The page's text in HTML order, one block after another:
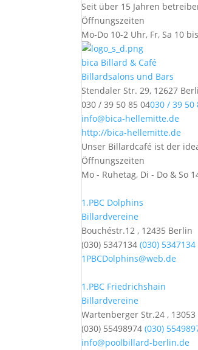
Seit über 15 Jahren
Öffnungszeiten
Mo-Do 10-2 Uhr, Fr, Sa 10
bica Billard & Café
Billardsalons und Bars
Stendaler Str. 29, 12627
030 / 39 50 85 04030 / 39 50
info@bica-hellemitte.de
http://bica-hellemitte.de
Unser Billardcafé ist der
Öffnungszeiten
Mo - Ruhetag, Di - Do & So
1.PBC Dolphins
Billardvereine
Bouchéstr.12 , 12435 Berlin
(030) 5347134(030) 5347134
1PBCDolphins@web.de
1.PBC Friedrichshain
Billardvereine
Wartenberger Str.24 ,
(030) 55498974(030)
info@poolbillard-berlin.de